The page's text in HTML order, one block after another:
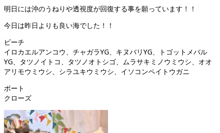
明日には沖のうねりや透視度が回復する事を願っています！！
今日は昨日よりも良い海でした！！
ビーチ
イロカエルアンコウ、チャガラYG、キヌバリYG、トゴットメバル
YG、タツノイトコ、タツノオトシゴ、ムラサキミノウミウシ、オオ
アリモウミウシ、シラユキウミウシ、イソコンペイトウガニ
ボート
クローズ